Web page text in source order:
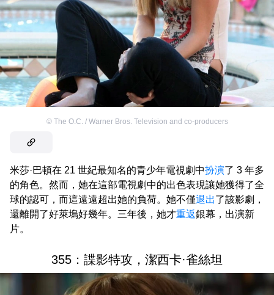
© The O.C. / Warner Bros. Television and co-producers
米莎·巴頓在 21 世紀最知名的青少年電視劇中扮演了 3 年多
的角色。然而，她在這部電視劇中的出色表現讓她獲得了全
球的認可，而這遠遠超出她的負荷。她不僅退出了該影劇，
還離開了好萊塢好幾年。三年後，她才重返銀幕，出演新
片。
355：諜影特攻，潔西卡·雀絲坦